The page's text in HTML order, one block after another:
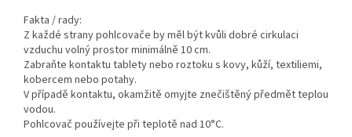
Fakta / rady:
Z každé strany pohlcovače by měl být kvůli dobré cirkulaci
vzduchu volný prostor minimálně 10 cm.
Zabraňte kontaktu tablety nebo roztoku s kovy, kůží, textiliemi,
kobercem nebo potahy.
V případě kontaktu, okamžitě omyjte znečištěný předmět teplou
vodou.
Pohlcovač používejte při teplotě nad 10°C.